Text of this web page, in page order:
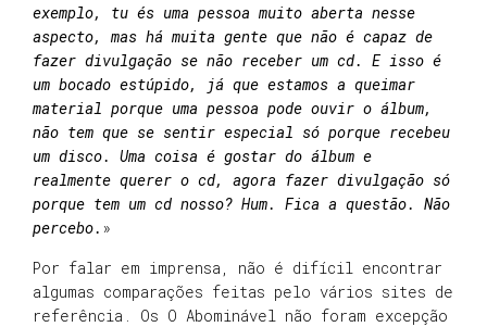
exemplo, tu és uma pessoa muito aberta nesse
aspecto, mas há muita gente que não é capaz de
fazer divulgação se não receber um cd. E isso é
um bocado estúpido, já que estamos a queimar
material porque uma pessoa pode ouvir o álbum,
não tem que se sentir especial só porque recebeu
um disco. Uma coisa é gostar do álbum e
realmente querer o cd, agora fazer divulgação só
porque tem um cd nosso? Hum. Fica a questão. Não
percebo. »
Por falar em imprensa, não é difícil encontrar
algumas comparações feitas pelo vários sites de
referência. Os O Abominável não foram excepção